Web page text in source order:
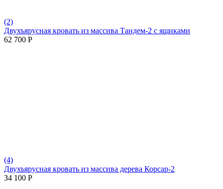
(2)
Двухъярусная кровать из массива Тандем-2 с ящиками
62 700 Р
(4)
Двухъярусная кровать из массива дерева Корсар-2
34 100 Р